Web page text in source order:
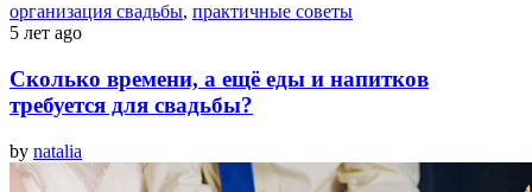
организация свадьбы, практичные советы
5 лет ago
Сколько времени, а ещё еды и напитков
требуется для свадьбы?
by natalia